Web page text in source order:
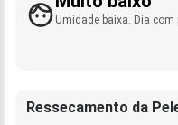
Umidade baixa. Dia
Ressecamento da